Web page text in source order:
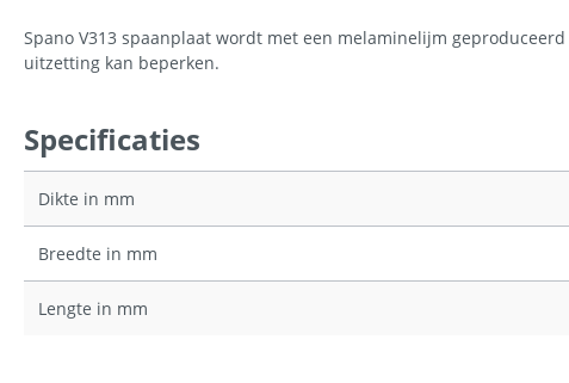
Spano V313 spaanplaat wordt met een melaminelijm
uitzetting kan beperken.
Specificaties
Dikte in mm
Breedte in mm
Lengte in mm